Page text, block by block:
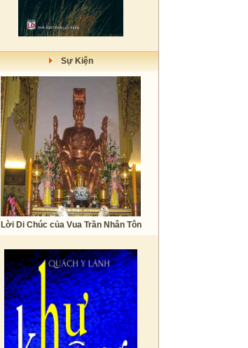
Sự Kiện
Lời Di Chúc của Vua Trần Nhân Tôn